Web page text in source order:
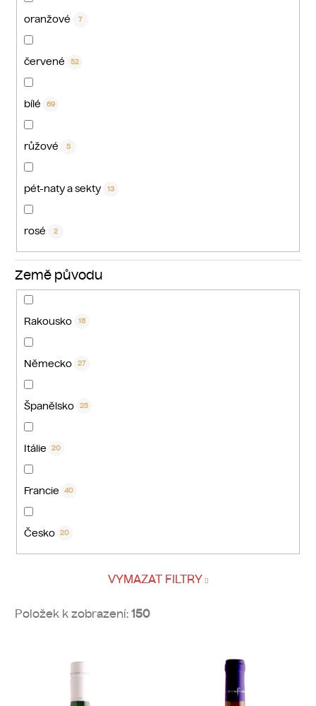
oranžové 7
červené 52
bílé 69
růžové 5
pét-naty a sekty 13
rosé 2
Země původu
Rakousko 18
Německo 27
Španělsko 25
Itálie 20
Francie 40
Česko 20
VYMAZAT FILTRY
Položek k zobrazení: 150